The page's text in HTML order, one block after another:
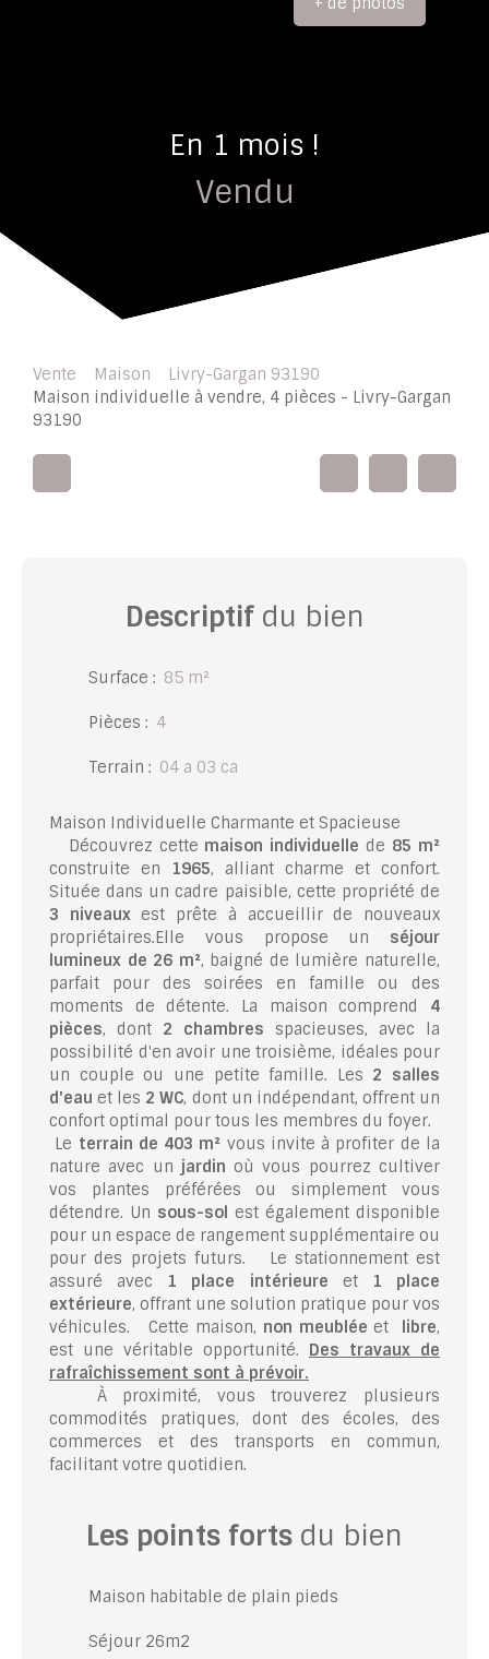
En 1 mois !
Vendu
Vente Maison
Livry-Gargan 93190
Maison individuelle à vendre, 4 pièces - Livry-Gargan
93190
Descriptifdu bien
Surface : 85 m²
Pièces : 4
Terrain : 04 a 03 ca
Maison Individuelle Charmante et Spacieuse
Découvrez cette maison individuelle de 85 m²
construite en
1965, alliant charme et confort.
Située dans un cadre paisible, cette propriété de
3 niveauxest prête à accueillir de nouveaux
propriétaires.Elle vous propose un séjour
lumineux de 26 m², baigné de lumière naturelle,
parfait pour des soirées en famille ou des
moments de détente. La maison comprend 4
pièces, dont 2 chambres spacieuses, avec la
possibilité d'en avoir une troisième, idéales pour
un couple ou une petite famille. Les 2 salles
d'eau et les 2 WC, dont un indépendant, offrent un
confort optimal pour tous les membres du foyer.
Le terrain de 403 m² vous invite à profiter de la
nature avec un jardin où vous pourrez cultiver
vos plantes préférées ou simplement vous
détendre. Un sous-sol est également disponible
pour un espace de rangement supplémentaire ou
pour des projets futurs. Le stationnement est
assuré avec 1 place intérieure et
1 place
extérieure, offrant une solution pratique pour vos
véhicules. Cette maison, non meublée et libre,
est une véritable opportunité. Des travaux de
rafraîchissement sont à prévoir.
À proximité, vous trouverez plusieurs
commodités pratiques, dont des écoles, des
commerces et des transports en commun,
facilitant votre quotidien.
Les points forts du bien
Maison habitable de plain pieds
Séjour 26m2